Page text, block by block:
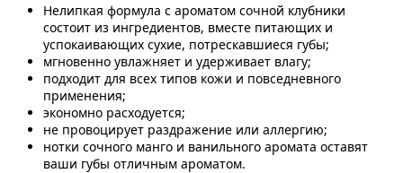
Нелипкая формула с ароматом сочной клубники
состоит из ингредиентов, вместе питающих и
успокаивающих сухие, потрескавшиеся губы;
мгновенно увлажняет и удерживает влагу;
подходит для всех типов кожи и повседневного
применения;
экономно расходуется;
не провоцирует раздражение или аллергию;
нотки сочного манго и ванильного аромата оставят
ваши губы отличным ароматом.